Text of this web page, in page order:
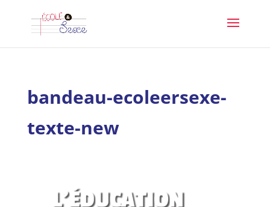
bandeau-ecoleersexe-
texte-new